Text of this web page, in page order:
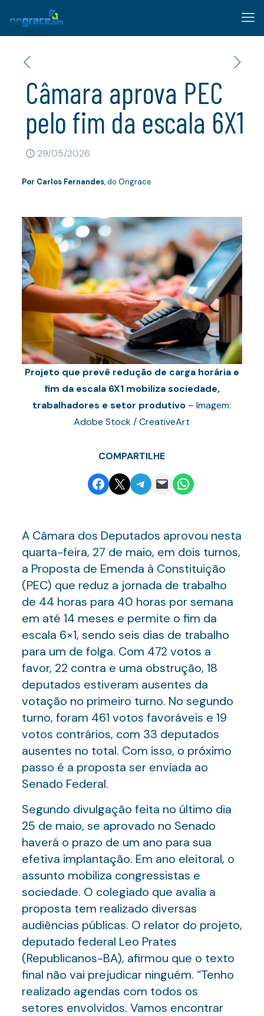
Câmara aprova PEC
pelo fim da escala 6X1
29/05/2026
Por Carlos Fernandes, do Ongrace
Projeto que prevê redução de carga horária e
fim da escala 6X1 mobiliza sociedade,
trabalhadores e setor produtivo – Imagem:
Adobe Stock / CreativeArt
COMPARTILHE
Share on Facebook
Email this PageShare on Telegram
Email this PageShare on WhatsApp
A Câmara dos Deputados aprovou nesta
quarta-feira, 27 de maio, em dois turnos,
a Proposta de Emenda à Constituição
(PEC) que reduz a jornada de trabalho
de 44 horas para 40 horas por semana
em até 14 meses e permite o fim da
escala 6×1, sendo seis dias de trabalho
para um de folga. Com 472 votos a
favor, 22 contra e uma obstrução, 18
deputados estiveram ausentes da
votação no primeiro turno. No segundo
turno, foram 461 votos favoráveis e 19
votos contrários, com 33 deputados
ausentes no total. Com isso, o próximo
passo é a proposta ser enviada ao
Senado Federal.
Segundo divulgação feita no último dia
25 de maio, se aprovado no Senado
haverá o prazo de um ano para sua
efetiva implantação. Em ano eleitoral, o
assunto mobiliza congressistas e
sociedade. O colegiado que avalia a
proposta tem realizado diversas
audiências públicas. O relator do projeto,
deputado federal Leo Prates
(Republicanos-BA), afirmou que o texto
final não vai prejudicar ninguém. “Tenho
realizado agendas com todos os
setores envolvidos. Vamos encontrar